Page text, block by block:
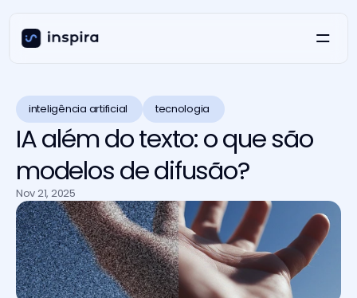
inteligência artificial tecnologia
IA além do texto: o que são
modelos de difusão?
Nov 21, 2025